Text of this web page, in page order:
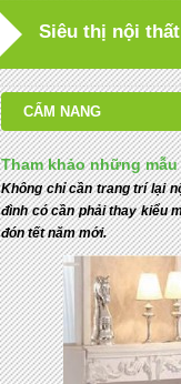
Siêu thị nội
CẨM NANG
Tham khảo những
Không chỉ cần trang trí lại
đình có cần phải thay kiểu
đón tết năm mới.